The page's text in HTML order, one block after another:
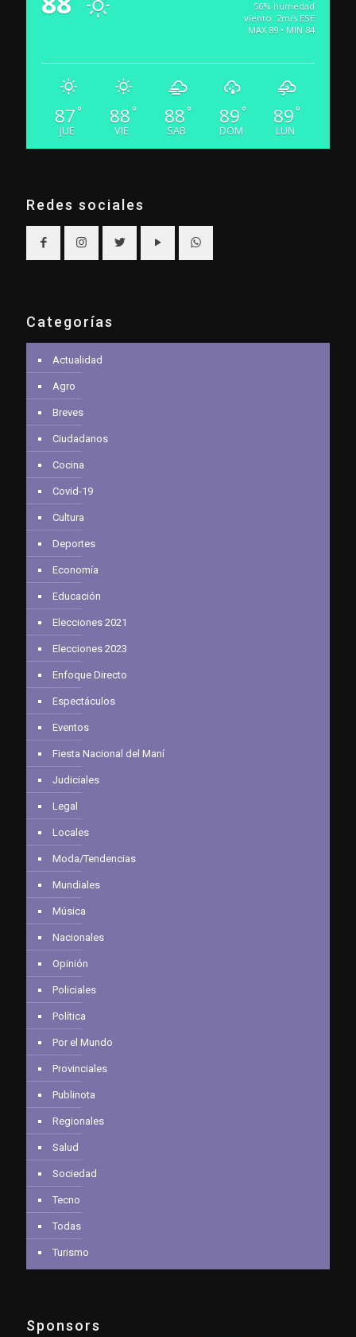
56% humedad
viento: 2m/s ESE
MAX 89 • MIN 84
87 °
JUE
88 °
VIE
88 °
SAB
89 °
DOM
89 °
LUN
Redes sociales
Categorías
Actualidad
Agro
Breves
Ciudadanos
Cocina
Covid-19
Cultura
Deportes
Economía
Educación
Elecciones 2021
Elecciones 2023
Enfoque Directo
Espectáculos
Eventos
Fiesta Nacional del Maní
Judiciales
Legal
Locales
Moda/Tendencias
Mundiales
Música
Nacionales
Opinión
Policiales
Política
Por el Mundo
Provinciales
Publinota
Regionales
Salud
Sociedad
Tecno
Todas
Turismo
Sponsors